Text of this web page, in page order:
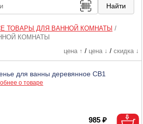
ТОВАРЫ ДЛЯ ВАННОЙ КОМНАТЫ /
КОМНАТЫ
цена ↑ / цена ↓ / скидка ↓
для ванны деревянное СВ1
о товаре
985 ₽